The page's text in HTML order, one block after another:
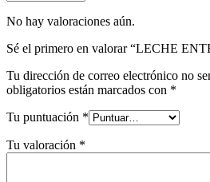
No hay valoraciones aún.
Sé el primero en valorar “LECHE
Tu dirección de correo electrónico no
obligatorios están marcados con *
Tu puntuación *
Tu valoración *